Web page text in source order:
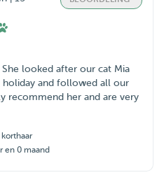
looked after our cat Mia
and followed all our
recommend her and are very
en 0 maand